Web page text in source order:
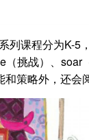
列课程分为K-
挑战）、soar
策略外，还会